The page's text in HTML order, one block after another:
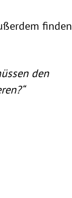
finden
den